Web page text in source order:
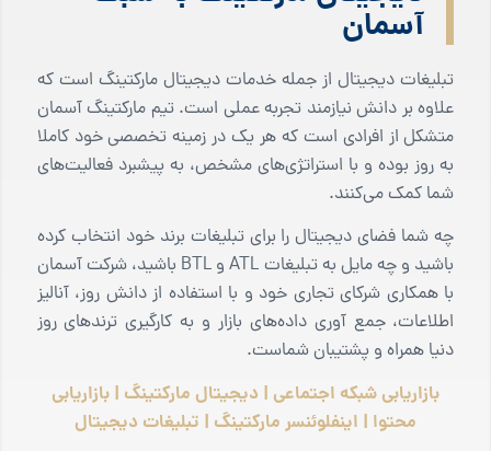
آسمان
تبلیغات دیجیتال از جمله خدمات دیجیتال مارکتینگ است که
علاوه بر دانش نیازمند تجربه عملی است. تیم مارکتینگ آسمان
متشکل از افرادی است که هر یک در زمینه تخصصی خود کاملا
به روز بوده و با استراتژی‌های مشخص، به پیشبرد فعالیت‌های
شما کمک می‌کنند.
چه شما فضای دیجیتال را برای تبلیغات برند خود انتخاب کرده
باشید و چه مایل به تبلیغات ATL و BTL باشید، شرکت آسمان
با همکاری شرکای تجاری خود و با استفاده از دانش روز، آنالیز
اطلاعات، جمع آوری داده‌های بازار و به کارگیری ترندهای روز
دنیا همراه و پشتیبان شماست.
بازاریابی شبکه اجتماعی | دیجیتال مارکتینگ | بازاریابی
محتوا | اینفلوئنسر مارکتینگ | تبلیغات دیجیتال